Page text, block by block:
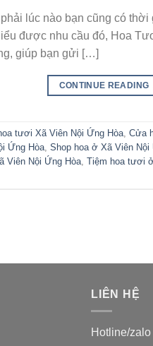
lúc nào bạn cũng có
được nhu cầu đó, Hoa
giúp bạn gửi […]
CONTINUE READING
tươi Xã Viên Nội Ứng Hòa, Cửa
Ứng Hòa, Shop hoa ở Xã Viên Nội
Viên Nội Ứng Hòa, Tiệm hoa tươi
LIÊN HỆ
Hotline/zalo